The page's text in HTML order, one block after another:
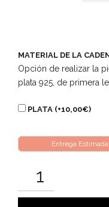
MATERIAL DE LA
Opción de realizar la
plata 925, de primera
PLATA (+10,00€)
Entrega